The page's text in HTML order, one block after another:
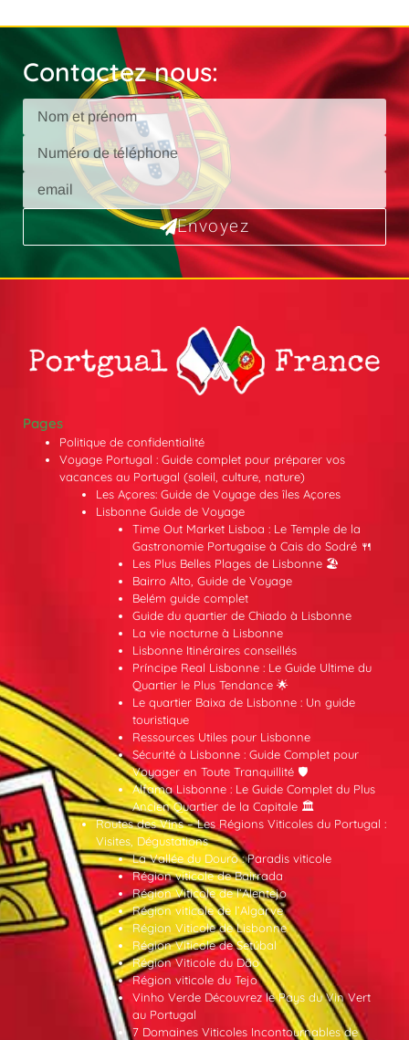
Contactez nous:
Envoyez
Pages
Politique de confidentialité
Voyage Portugal : Guide complet pour préparer vos
vacances au Portugal (soleil, culture, nature)
Les Açores: Guide de Voyage des îles Açores
Lisbonne Guide de Voyage
Time Out Market Lisboa : Le Temple de la
Gastronomie Portugaise à Cais do Sodré 🍴
Les Plus Belles Plages de Lisbonne 🏖️
Bairro Alto, Guide de Voyage
Belém guide complet
Guide du quartier de Chiado à Lisbonne
La vie nocturne à Lisbonne
Lisbonne Itinéraires conseillés
Príncipe Real Lisbonne : Le Guide Ultime du
Quartier le Plus Tendance 🌟
Le quartier Baixa de Lisbonne : Un guide
touristique
Ressources Utiles pour Lisbonne
Sécurité à Lisbonne : Guide Complet pour
Voyager en Toute Tranquillité 🛡️
Alfama Lisbonne : Le Guide Complet du Plus
Ancien Quartier de la Capitale 🏛️
Routes des Vins – Les Régions Viticoles du Portugal :
Visites, Dégustations
La Vallée du Douro : Paradis viticole
Région viticole de Bairrada
Région Viticole de l’Alentejo
Région viticole de l’Algarve
Région Viticole de Lisbonne
Région Viticole de Setúbal
Région Viticole du Dão
Région viticole du Tejo
Vinho Verde Découvrez le Pays du Vin Vert
au Portugal
7 Domaines Viticoles Incontournables de